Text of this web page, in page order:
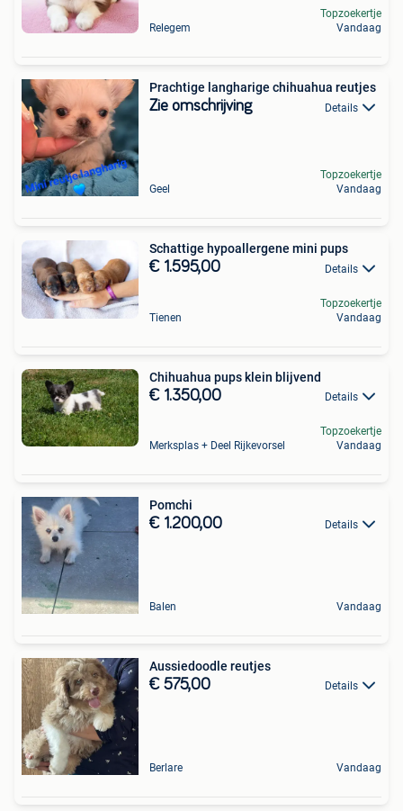
Relegem
Topzoekertje
Vandaag
Prachtige langharige chihuahua reutjes
Zie omschrijving Details
Geel
Topzoekertje
Vandaag
Schattige hypoallergene mini pups
€ 1.595,00 Details
Tienen
Topzoekertje
Vandaag
Chihuahua pups klein blijvend
€ 1.350,00 Details
Merksplas + Deel Rijkevorsel
Topzoekertje
Vandaag
Pomchi
€ 1.200,00 Details
Balen Vandaag
Aussiedoodle reutjes
€ 575,00 Details
Berlare Vandaag